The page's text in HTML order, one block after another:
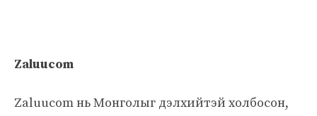
Zaluucom
Zaluucom нь Монголыг дэлхийтэй холбосон,